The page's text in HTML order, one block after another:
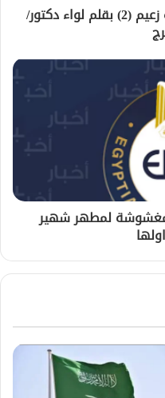
رجل الأقدار.. كتاب يوثق مسيرة زعيم (2) بقلم لواء دكتور/
مغشوشة لمطهر شهير